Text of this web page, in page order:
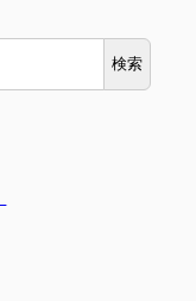
検索